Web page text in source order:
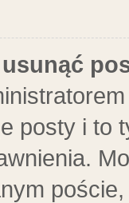
posty i to